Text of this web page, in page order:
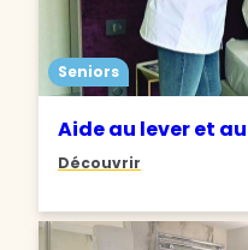
Seniors
Aide au lever et
Découvrir